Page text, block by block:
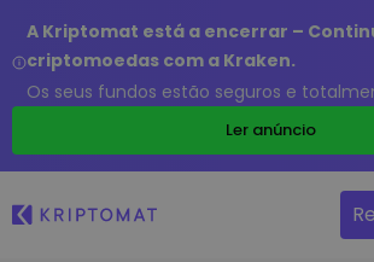
A Kriptomat está a encerrar –
criptomoedas com a Kraken.
Os seus fundos estão seguros e
Ler anúncio